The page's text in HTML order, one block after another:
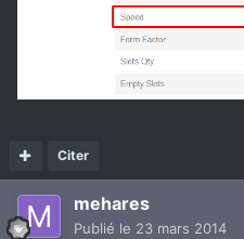
Citer
mehares
Publié le 23 mars 2014